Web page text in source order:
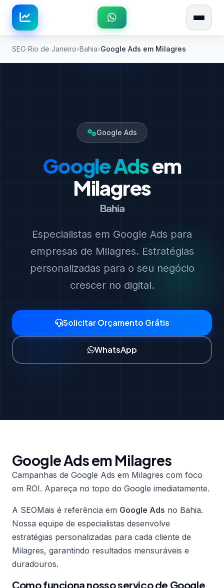
SEO Rio de Janeiro Bahia Google Ads em Milagres
Google Ads
Google Adsem
Milagres
Bahia
Especialistas em Google Ads para
empresas de Milagres. Estratégias
personalizadas para o seu negócio
crescer no digital.
Solicitar Orçamento Grátis
WhatsApp
Google Ads em Milagres
Campanhas de Google Ads em Milagres com foco
em ROI. Apareça no topo do Google imediatamente.
A SEOMais é referência em Google Ads no Bahia.
Nossa equipe de especialistas desenvolve
estratégias personalizadas para cada cliente de
Milagres, garantindo resultados mensuráveis e
duradouros.
Como funciona nosso serviço de Google